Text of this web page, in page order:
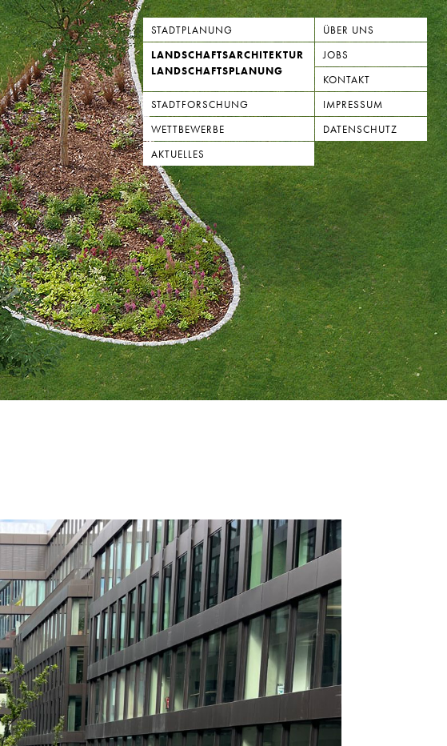
STADTPLANUNG
ÜBER UNS
LANDSCHAFTSARCHITEKTUR
LANDSCHAFTSPLANUNG
JOBS
STADTFORSCHUNG
KONTAKT
WETTBEWERBE
IMPRESSUM
AKTUELLES
DATENSCHUTZ